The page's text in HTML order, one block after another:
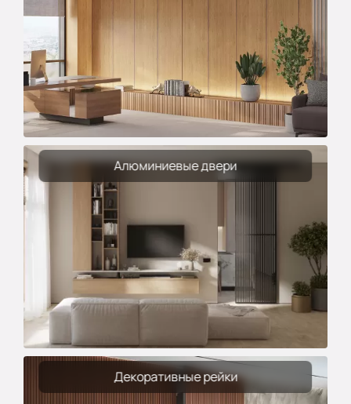
Алюминиевые двери
Декоративные рейки